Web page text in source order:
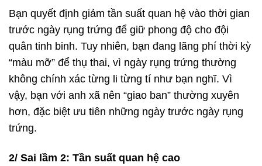
Bạn quyết định giảm tần suất quan hệ vào thời gian
trước ngày rụng trứng để giữ phong độ cho đội
quân tinh binh. Tuy nhiên, bạn đang lãng phí thời kỳ
“màu mỡ” để thụ thai, vì ngày rụng trứng thường
không chính xác từng li từng tí như bạn nghĩ. Vì
vậy, bạn với anh xã nên “giao ban” thường xuyên
hơn, đặc biệt ưu tiên những ngày trước ngày rụng
trứng.
2/ Sai lầm 2: Tần suất quan hệ cao